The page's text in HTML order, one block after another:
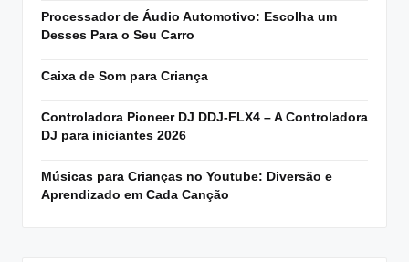
Processador de Áudio Automotivo: Escolha um
Desses Para o Seu Carro
Caixa de Som para Criança
Controladora Pioneer DJ DDJ-FLX4 – A Controladora
DJ para iniciantes 2026
Músicas para Crianças no Youtube: Diversão e
Aprendizado em Cada Canção